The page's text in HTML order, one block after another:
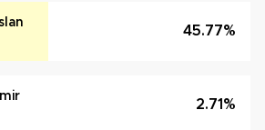
45.77%
2.71%